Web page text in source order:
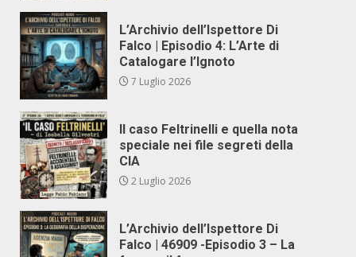
L’Archivio dell’Ispettore Di
Falco | Episodio 4: L’Arte di
Catalogare l’Ignoto
7 Luglio 2026
Il caso Feltrinelli e quella nota
speciale nei file segreti della
CIA
2 Luglio 2026
L’Archivio dell’Ispettore Di
Falco | 46909 -Episodio 3 – La